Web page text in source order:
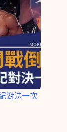
對決一次